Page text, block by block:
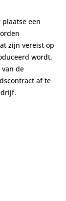
een
zijn vereist op
wordt,
de
af te